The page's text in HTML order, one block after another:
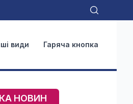
види Гаряча кнопка
НОВИН